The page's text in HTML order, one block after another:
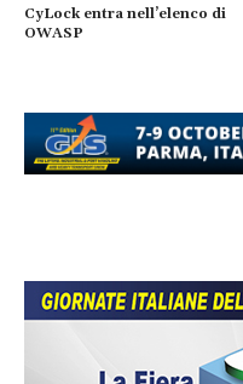
CyLock entra nell’elenco di
OWASP